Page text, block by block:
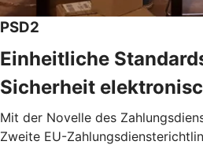
PSD2
Einheitliche
Sicherheit
Mit der Novelle des
Zweite EU-